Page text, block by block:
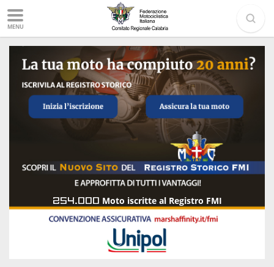
MENU
254.000 Moto iscritte al Registro FMI